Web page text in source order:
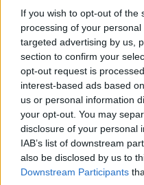
If you wish to opt-out of the
processing of your
targeted advertising by us,
section to confirm your
opt-out request is
interest-based ads based
us or personal information
your opt-out. You may
disclosure of your personal
IAB’s list of downstream
also be disclosed by us to
Downstream Participants
προσωπικό
Περιφέρειες,Δήμους,
Πυροσβεστική, στην
στοΦεστιβάλ Αθηνών
γραφεία του
Ελληνικής Αστυνομίας
Η προθεσμία
αιτήσεων συμμετοχής